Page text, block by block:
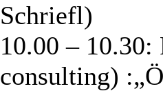
Schriefl)
10.00 – 10.30:
consulting)